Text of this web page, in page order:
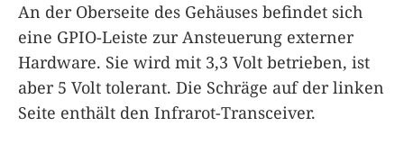
An der Oberseite des Gehäuses befindet sich
eine GPIO-Leiste zur Ansteuerung externer
Hardware. Sie wird mit 3,3 Volt betrieben, ist
aber 5 Volt tolerant. Die Schräge auf der linken
Seite enthält den Infrarot-Transceiver.